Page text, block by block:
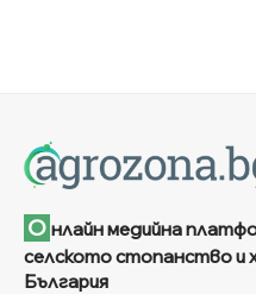
О нлайн медийна
селското стопанство и
България